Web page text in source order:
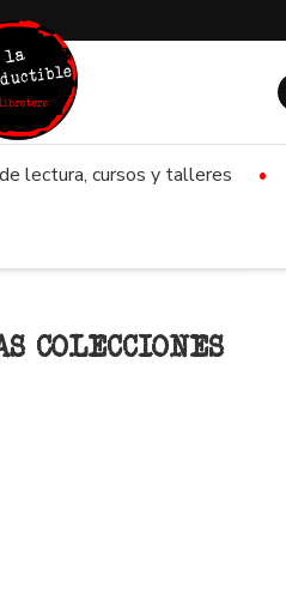
lectura, cursos y talleres
COLECCIONES